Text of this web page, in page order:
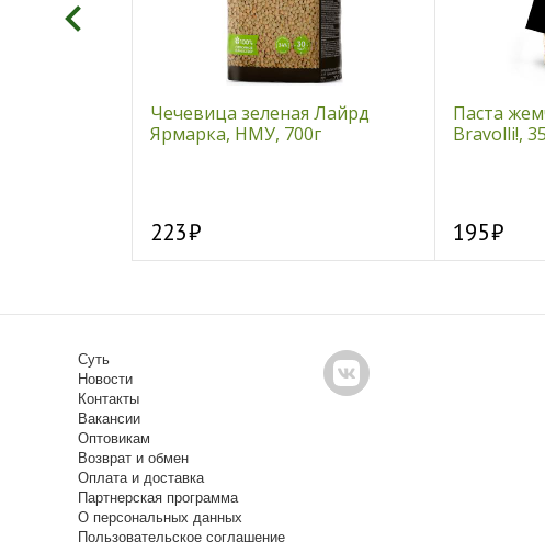
Чечевица зеленая Лайрд
Ярмарка, НМУ, 700г
223
Паста
Bravolli!,
195
Суть
Новости
Контакты
Вакансии
Оптовикам
Возврат и обмен
Оплата и доставка
Партнерская программа
О персональных данных
Пользовательское соглашение